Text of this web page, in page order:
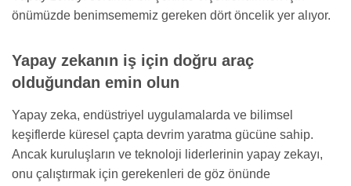
önümüzde benimsememiz gereken dört öncelik yer alıyor.
Yapay zekanın iş için doğru araç
olduğundan emin olun
Yapay zeka, endüstriyel uygulamalarda ve bilimsel
keşiflerde küresel çapta devrim yaratma gücüne sahip.
Ancak kuruluşların ve teknoloji liderlerinin yapay zekayı,
onu çalıştırmak için gerekenleri de göz önünde